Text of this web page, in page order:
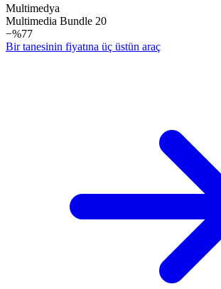
Multimedya
Multimedia Bundle 20
−%77
Bir tanesinin fiyatına üç üstün araç